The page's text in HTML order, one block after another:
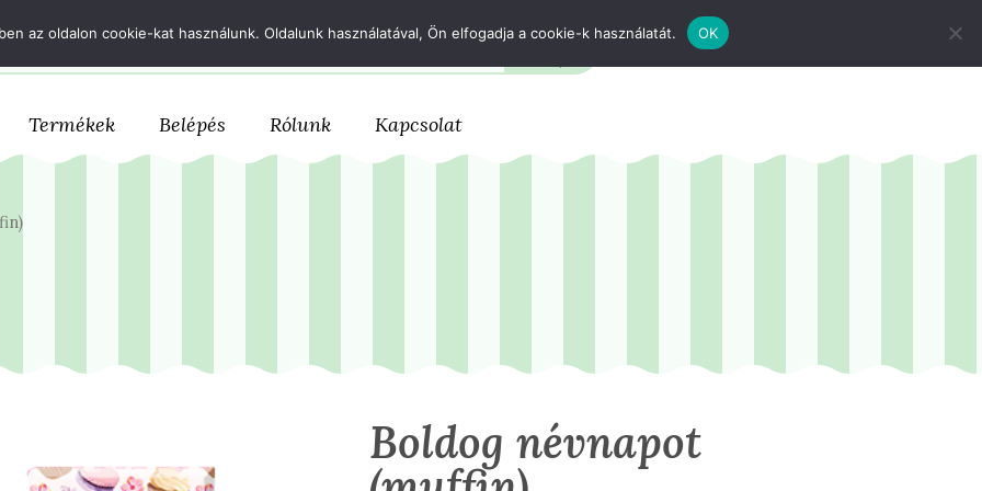
Termékek Belépés Rólunk Kapcsolat
Boldog névnapot
az oldalon cookie-kat használunk. Oldalunk használatával, Ön elfogadja a cookie-k használatát. OK